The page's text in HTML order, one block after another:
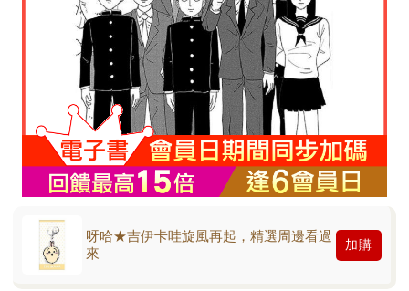
呀哈★吉伊卡哇旋風再起，精選周邊看過
來
加購